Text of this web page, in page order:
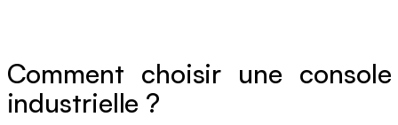
Comment choisir une console
industrielle ?